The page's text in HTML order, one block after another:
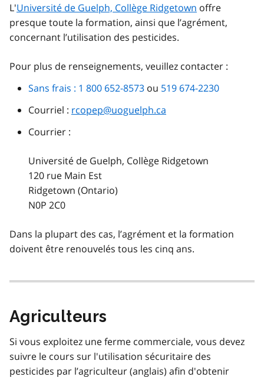
L'Université de Guelph, Collège Ridgetown offre
presque toute la formation, ainsi que l’agrément,
concernant l’utilisation des pesticides.
Pour plus de renseignements, veuillez contacter :
Sans frais : 1 800 652-8573 ou 519 674-2230
Courriel : rcopep@uoguelph.ca
Courrier :
Université de Guelph, Collège Ridgetown
120 rue Main Est
Ridgetown (Ontario)
N0P 2C0
Dans la plupart des cas, l’agrément et la formation
doivent être renouvelés tous les cinq ans.
Agriculteurs
Si vous exploitez une ferme commerciale, vous devez
suivre le cours sur l'utilisation sécuritaire des
pesticides par l’agriculteur (anglais) afin d'obtenir